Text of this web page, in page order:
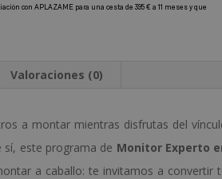
Valoraciones (0)
a montar mientras disfrutas del
sí, este programa de Monitor Experto
a caballo: te invitamos a convertir